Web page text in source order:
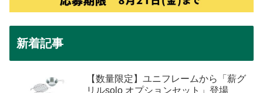
新着記事
【数量限定】ユニフレームから「薪グ
リルsolo オプションセット」登場